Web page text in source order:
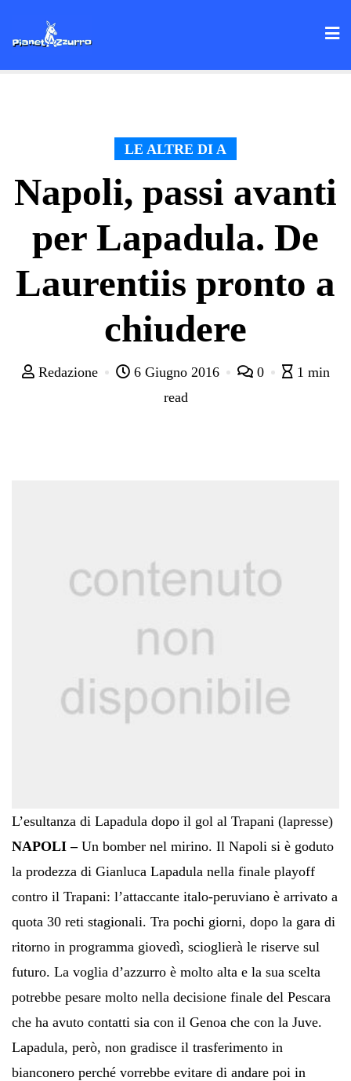
LE ALTRE DI A
Napoli, passi avanti
per Lapadula. De
Laurentiis pronto a
chiudere
Redazione 6 Giugno 2016 0
1 min
read
L’esultanza di Lapadula dopo il gol al Trapani (lapresse)
NAPOLI –Un bomber nel mirino. Il Napoli si è goduto
la prodezza di Gianluca Lapadula nella finale playoff
contro il Trapani: l’attaccante italo-peruviano è arrivato a
quota 30 reti stagionali. Tra pochi giorni, dopo la gara di
ritorno in programma giovedì, scioglierà le riserve sul
futuro. La voglia d’azzurro è molto alta e la sua scelta
potrebbe pesare molto nella decisione finale del Pescara
che ha avuto contatti sia con il Genoa che con la Juve.
Lapadula, però, non gradisce il trasferimento in
bianconero perché vorrebbe evitare di andare poi in